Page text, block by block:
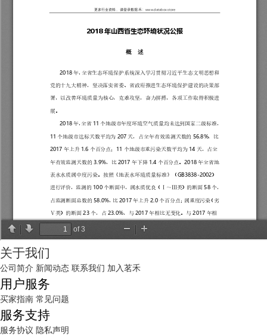
关于我们
公司简介 新闻动态 联系我们 加入茗禾
用户服务
买家指南 常见问题
服务支持
服务协议 隐私声明